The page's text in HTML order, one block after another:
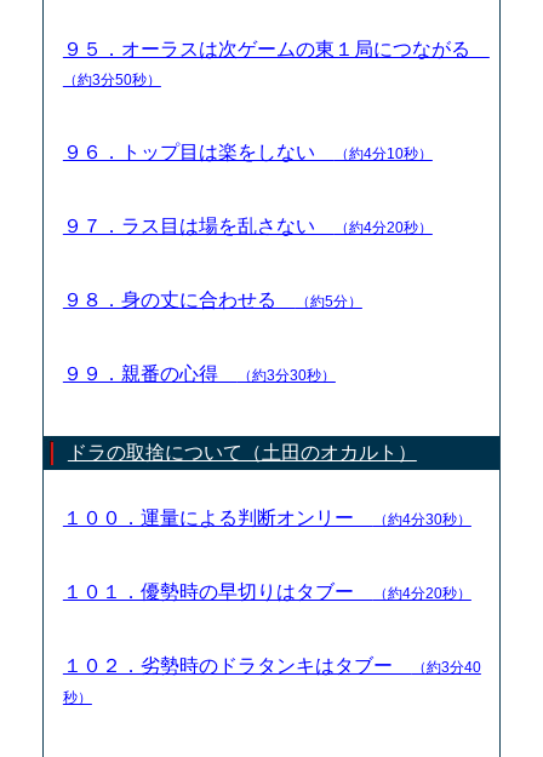
９５．オーラスは次ゲームの東１局につながる
（約3分50秒）
９６．トップ目は楽をしない （約4分10秒）
９７．ラス目は場を乱さない （約4分20秒）
９８．身の丈に合わせる （約5分）
９９．親番の心得 （約3分30秒）
ドラの取捨について（土田のオカルト）
１００．運量による判断オンリー （約4分30秒）
１０１．優勢時の早切りはタブー （約4分20秒）
１０２．劣勢時のドラタンキはタブー
（約3分40
秒）